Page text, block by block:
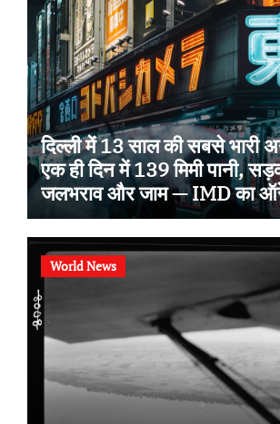
दिल्ली में 13 साल की सबसे भारी
एक ही दिन में 139 मिमी पानी,
जलभराव और जाम — IMD का
World News